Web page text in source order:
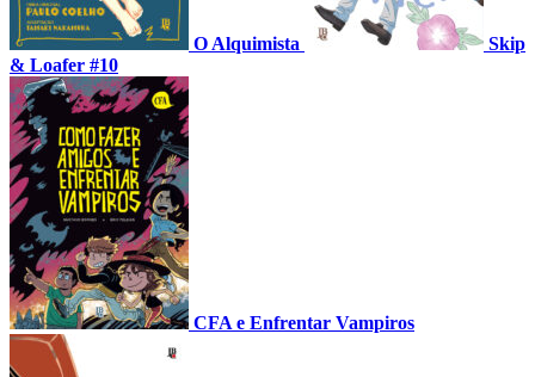
O Alquimista
Skip
& Loafer #10
CFA e Enfrentar Vampiros